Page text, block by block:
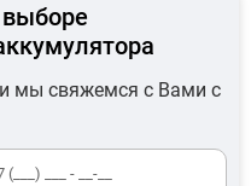
мы свяжемся с Вами с